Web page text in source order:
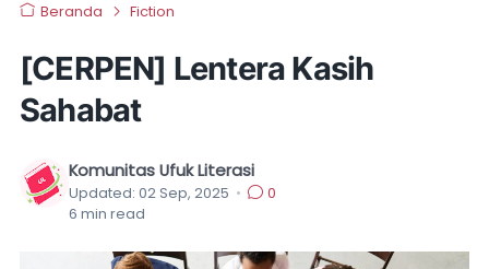
Beranda Fiction
[CERPEN] Lentera Kasih
Sahabat
Komunitas Ufuk Literasi
Updated: 02 Sep, 2025 •
0
6 min read